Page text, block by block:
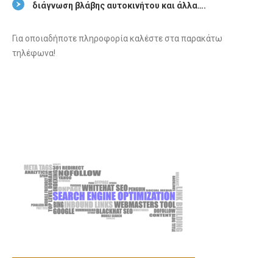
διάγνωση βλάβης αυτοκινήτου και άλλα….
Για οποιαδήποτε πληροφορία καλέστε στα παρακάτω
τηλέφωνα!